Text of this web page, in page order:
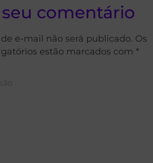
comentário
e-mail não será publicado. Os
estão marcados com *